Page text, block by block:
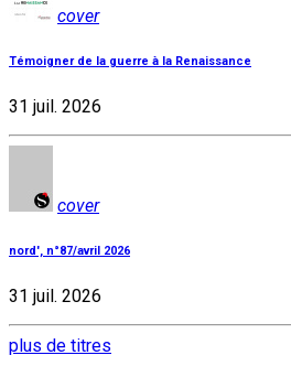
cover
Témoigner de la guerre à la Renaissance
31 juil. 2026
cover
nord', n°87/avril 2026
31 juil. 2026
plus de titres